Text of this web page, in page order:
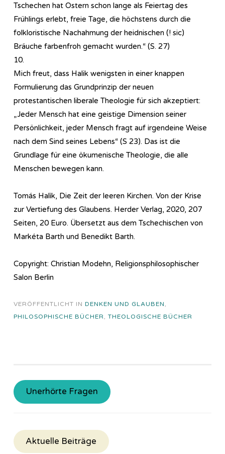
Tschechen hat Ostern schon lange als Feiertag des
Frühlings erlebt, freie Tage, die höchstens durch die
folkloristische Nachahmung der heidnischen (! sic)
Bräuche farbenfroh gemacht wurden.“ (S. 27)
10.
Mich freut, dass Halik wenigsten in einer knappen
Formulierung das Grundprinzip der neuen
protestantischen liberale Theologie für sich akzeptiert:
„Jeder Mensch hat eine geistige Dimension seiner
Persönlichkeit, jeder Mensch fragt auf irgendeine Weise
nach dem Sind seines Lebens“ (S 23). Das ist die
Grundlage für eine ökumenische Theologie, die alle
Menschen bewegen kann.
Tomás Halìk, Die Zeit der leeren Kirchen. Von der Krise
zur Vertiefung des Glaubens. Herder Verlag, 2020, 207
Seiten, 20 Euro. Übersetzt aus dem Tschechischen von
Markéta Barth und Benedikt Barth.
Copyright: Christian Modehn, Religionsphilosophischer
Salon Berlin
VERÖFFENTLICHT IN DENKEN UND GLAUBEN,
PHILOSOPHISCHE BÜCHER, THEOLOGISCHE BÜCHER
Unerhörte Fragen
Aktuelle Beiträge